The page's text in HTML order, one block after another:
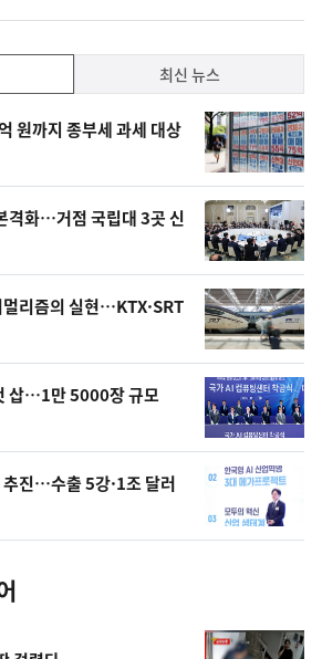
최신 뉴스
원까지 종부세 과세 대상
격화…거점 국립대 3곳 신
리즘의 실현…KTX·SRT
삽…1만 5000장 규모
진…수출 5강·1조 달러